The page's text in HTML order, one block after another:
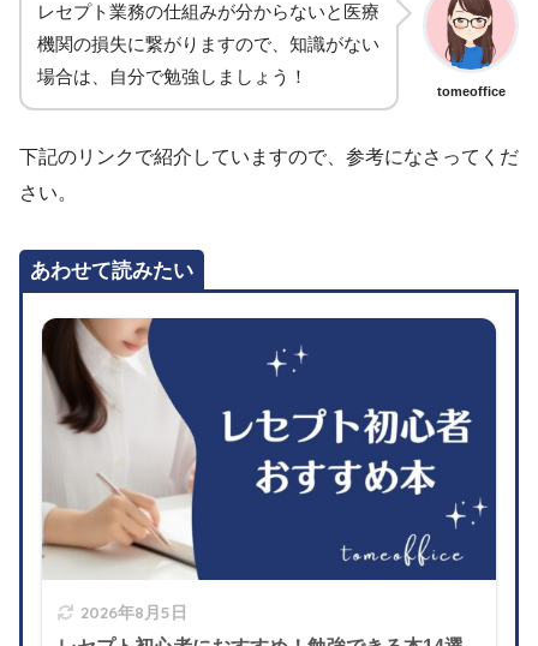
レセプト業務の仕組みが分からないと医療
機関の損失に繋がりますので、知識がない
場合は、自分で勉強しましょう！
tomeoffice
下記のリンクで紹介していますので、参考になさってくだ
さい。
あわせて読みたい
2026年8月5日